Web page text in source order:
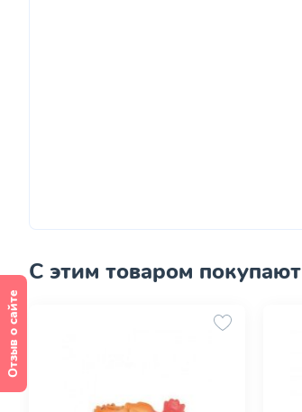
С этим товаром покупают
Отзыв о сайте